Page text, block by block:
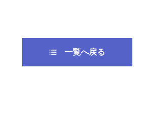
一覧へ戻る